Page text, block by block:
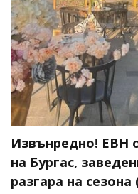
Извънредно! ЕВН
на Бургас,
разгара на